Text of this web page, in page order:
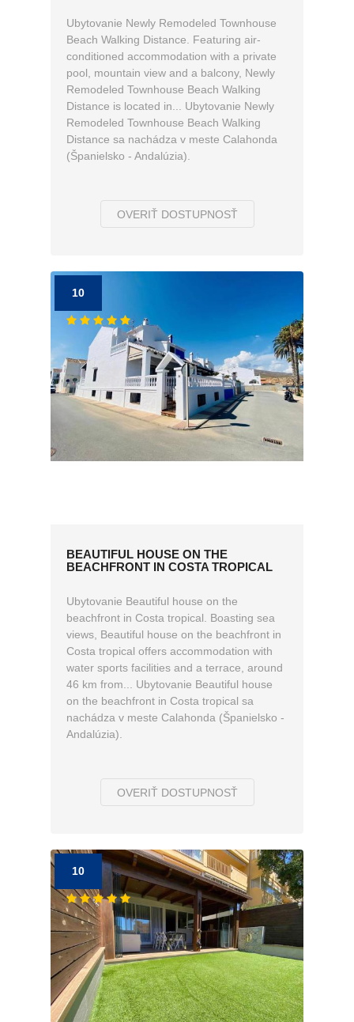
Ubytovanie Newly Remodeled Townhouse
Beach Walking Distance. Featuring air-
conditioned accommodation with a private
pool, mountain view and a balcony, Newly
Remodeled Townhouse Beach Walking
Distance is located in... Ubytovanie Newly
Remodeled Townhouse Beach Walking
Distance sa nachádza v meste Calahonda
(Španielsko - Andalúzia).
OVERIŤ DOSTUPNOSŤ
10
BEAUTIFUL HOUSE ON THE
BEACHFRONT IN COSTA TROPICAL
Ubytovanie Beautiful house on the
beachfront in Costa tropical. Boasting sea
views, Beautiful house on the beachfront in
Costa tropical offers accommodation with
water sports facilities and a terrace, around
46 km from... Ubytovanie Beautiful house
on the beachfront in Costa tropical sa
nachádza v meste Calahonda (Španielsko -
Andalúzia).
OVERIŤ DOSTUPNOSŤ
10